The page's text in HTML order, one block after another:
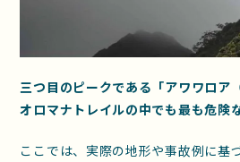
三つ目のピークである「アワワロア
オロマナトレイルの中でも最も危険
ここでは、実際の地形や事故例に基